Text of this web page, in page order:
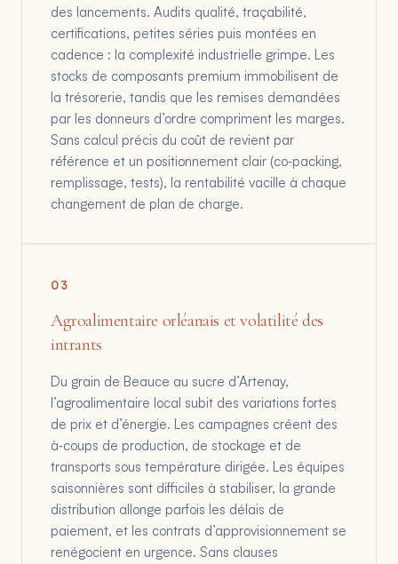
des lancements. Audits qualité, traçabilité,
certifications, petites séries puis montées en
cadence : la complexité industrielle grimpe. Les
stocks de composants premium immobilisent de
la trésorerie, tandis que les remises demandées
par les donneurs d’ordre compriment les marges.
Sans calcul précis du coût de revient par
référence et un positionnement clair (co‑packing,
remplissage, tests), la rentabilité vacille à chaque
changement de plan de charge.
03
Agroalimentaire orléanais et volatilité des
intrants
Du grain de Beauce au sucre d’Artenay,
l’agroalimentaire local subit des variations fortes
de prix et d’énergie. Les campagnes créent des
à‑coups de production, de stockage et de
transports sous température dirigée. Les équipes
saisonnières sont difficiles à stabiliser, la grande
distribution allonge parfois les délais de
paiement, et les contrats d’approvisionnement se
renégocient en urgence. Sans clauses